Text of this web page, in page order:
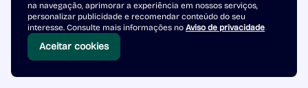
na navegação, aprimorar a experiência em nossos serviços,
personalizar publicidade e recomendar conteúdo do seu
interesse. Consulte mais informações no Aviso de privacidade
Aceitar cookies